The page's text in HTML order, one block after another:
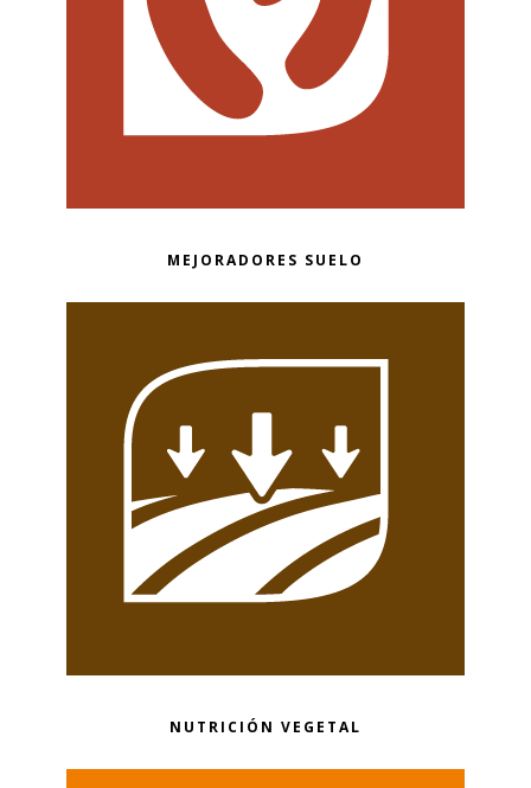
MEJORADORES SUELO
NUTRICIÓN VEGETAL